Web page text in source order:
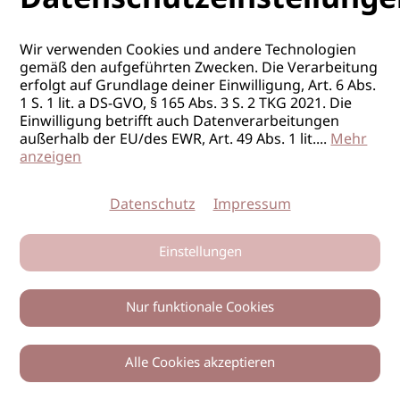
FRISEUR/IN
ORT
Stuttgart
HAIR’N’MORE Stuttgart Vaihingen
POSITION
Top-Stylist*in
PENSUM:
Vollzeit
Wir verwenden Cookies und andere Technologien
gemäß den aufgeführten Zwecken. Die Verarbeitung
erfolgt auf Grundlage deiner Einwilligung, Art. 6 Abs.
1 S. 1 lit. a DS-GVO, § 165 Abs. 3 S. 2 TKG 2021. Die
Einwilligung betrifft auch Datenverarbeitungen
außerhalb der EU/des EWR, Art. 49 Abs. 1 lit....Mehr
anzeigen
Datenschutz Impressum
Einstellungen
Nur funktionale Cookies
Alle Cookies akzeptieren